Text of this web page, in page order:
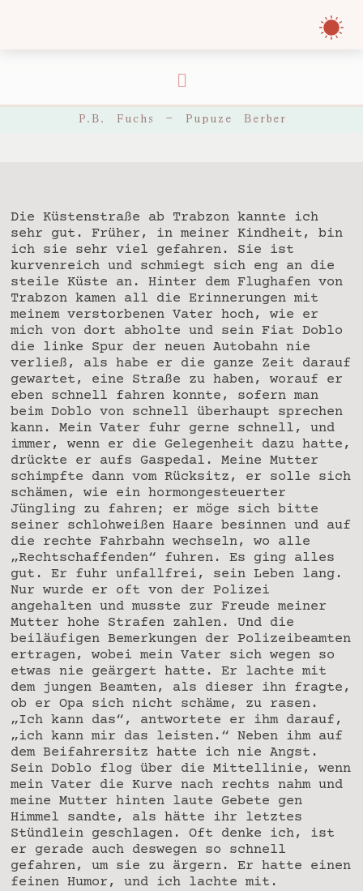
P.B. Fuchs – Pupuze Berber
Die Küstenstraße ab Trabzon kannte ich
sehr gut. Früher, in meiner Kindheit, bin
ich sie sehr viel gefahren. Sie ist
kurvenreich und schmiegt sich eng an die
steile Küste an. Hinter dem Flughafen von
Trabzon kamen all die Erinnerungen mit
meinem verstorbenen Vater hoch, wie er
mich von dort abholte und sein Fiat Doblo
die linke Spur der neuen Autobahn nie
verließ, als habe er die ganze Zeit darauf
gewartet, eine Straße zu haben, worauf er
eben schnell fahren konnte, sofern man
beim Doblo von schnell überhaupt sprechen
kann. Mein Vater fuhr gerne schnell, und
immer, wenn er die Gelegenheit dazu hatte,
drückte er aufs Gaspedal. Meine Mutter
schimpfte dann vom Rücksitz, er solle sich
schämen, wie ein hormongesteuerter
Jüngling zu fahren; er möge sich bitte
seiner schlohweißen Haare besinnen und auf
die rechte Fahrbahn wechseln, wo alle
„Rechtschaffenden“ fuhren. Es ging alles
gut. Er fuhr unfallfrei, sein Leben lang.
Nur wurde er oft von der Polizei
angehalten und musste zur Freude meiner
Mutter hohe Strafen zahlen. Und die
beiläufigen Bemerkungen der Polizeibeamten
ertragen, wobei mein Vater sich wegen so
etwas nie geärgert hatte. Er lachte mit
dem jungen Beamten, als dieser ihn fragte,
ob er Opa sich nicht schäme, zu rasen.
„Ich kann das“, antwortete er ihm darauf,
„ich kann mir das leisten.“ Neben ihm auf
dem Beifahrersitz hatte ich nie Angst.
Sein Doblo flog über die Mittellinie, wenn
mein Vater die Kurve nach rechts nahm und
meine Mutter hinten laute Gebete gen
Himmel sandte, als hätte ihr letztes
Stündlein geschlagen. Oft denke ich, ist
er gerade auch deswegen so schnell
gefahren, um sie zu ärgern. Er hatte einen
feinen Humor, und ich lachte mit.